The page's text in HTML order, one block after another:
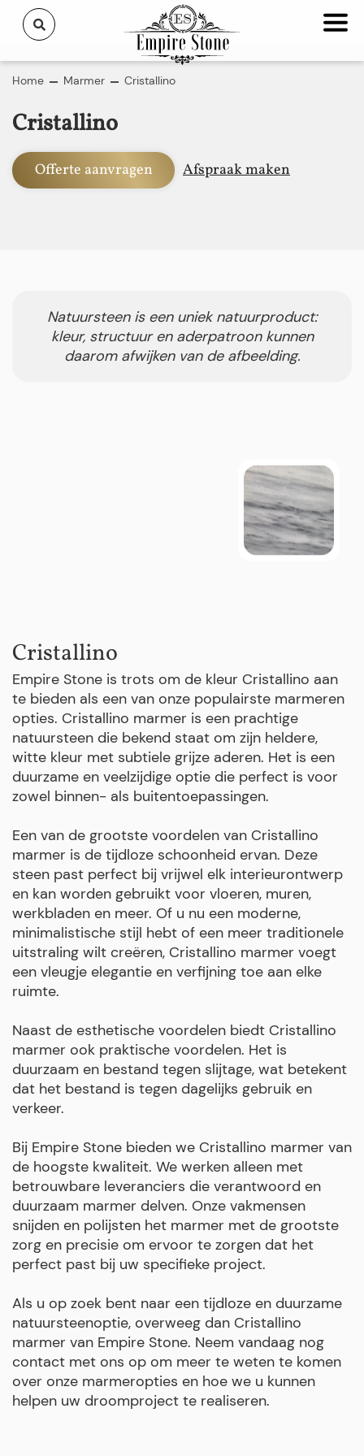
Home Marmer Cristallino
Cristallino
Offerte aanvragen Afspraak maken
Natuursteen is een uniek natuurproduct:
kleur, structuur en aderpatroon kunnen
daarom afwijken van de afbeelding.
Cristallino
Empire Stone is trots om de kleur Cristallino aan
te bieden als een van onze populairste marmeren
opties. Cristallino marmer is een prachtige
natuursteen die bekend staat om zijn heldere,
witte kleur met subtiele grijze aderen. Het is een
duurzame en veelzijdige optie die perfect is voor
zowel binnen- als buitentoepassingen.
Een van de grootste voordelen van Cristallino
marmer is de tijdloze schoonheid ervan. Deze
steen past perfect bij vrijwel elk interieurontwerp
en kan worden gebruikt voor vloeren, muren,
werkbladen en meer. Of u nu een moderne,
minimalistische stijl hebt of een meer traditionele
uitstraling wilt creëren, Cristallino marmer voegt
een vleugje elegantie en verfijning toe aan elke
ruimte.
Naast de esthetische voordelen biedt Cristallino
marmer ook praktische voordelen. Het is
duurzaam en bestand tegen slijtage, wat betekent
dat het bestand is tegen dagelijks gebruik en
verkeer.
Bij Empire Stone bieden we Cristallino marmer van
de hoogste kwaliteit. We werken alleen met
betrouwbare leveranciers die verantwoord en
duurzaam marmer delven. Onze vakmensen
snijden en polijsten het marmer met de grootste
zorg en precisie om ervoor te zorgen dat het
perfect past bij uw specifieke project.
Als u op zoek bent naar een tijdloze en duurzame
natuursteenoptie, overweeg dan Cristallino
marmer van Empire Stone. Neem vandaag nog
contact met ons op om meer te weten te komen
over onze marmeropties en hoe we u kunnen
helpen uw droomproject te realiseren.